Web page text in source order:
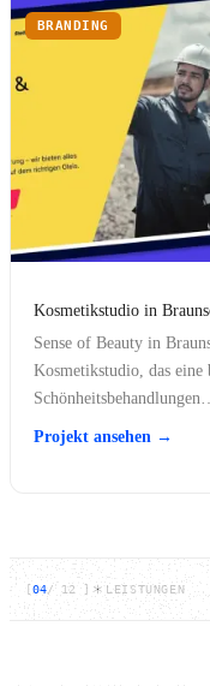
BRANDING
Kosmetikstudio in
Sense of Beauty in
Kosmetikstudio, das eine
Schönheitsbehandlungen…
Projekt ansehen →
[04/ 12 ] LEISTUNGEN